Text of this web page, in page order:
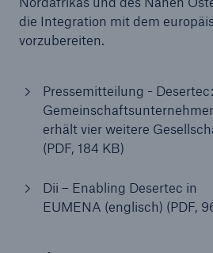
die Integration mit dem
vorzubereiten.
Pressemitteilung - Desertec:
erhält vier weitere
(PDF, 184 KB)
Dii – Enabling Desertec in
EUMENA (englisch) (PDF,
Reinsurance Property/Casualty
Marine Trend Radar 2025
Naturkatastrophen
versicherten Schäden aus
seit 1980 beträgt